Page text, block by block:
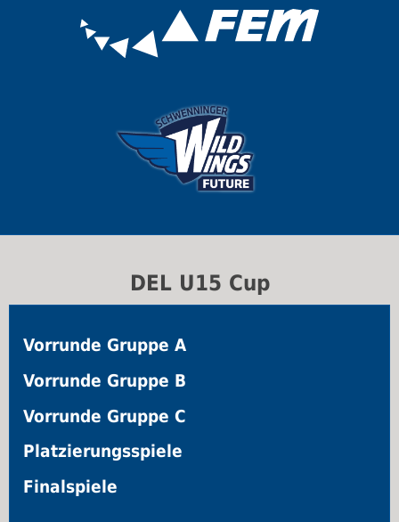
DEL U15 Cup
Vorrunde Gruppe A
Vorrunde Gruppe B
Vorrunde Gruppe C
Platzierungsspiele
Finalspiele